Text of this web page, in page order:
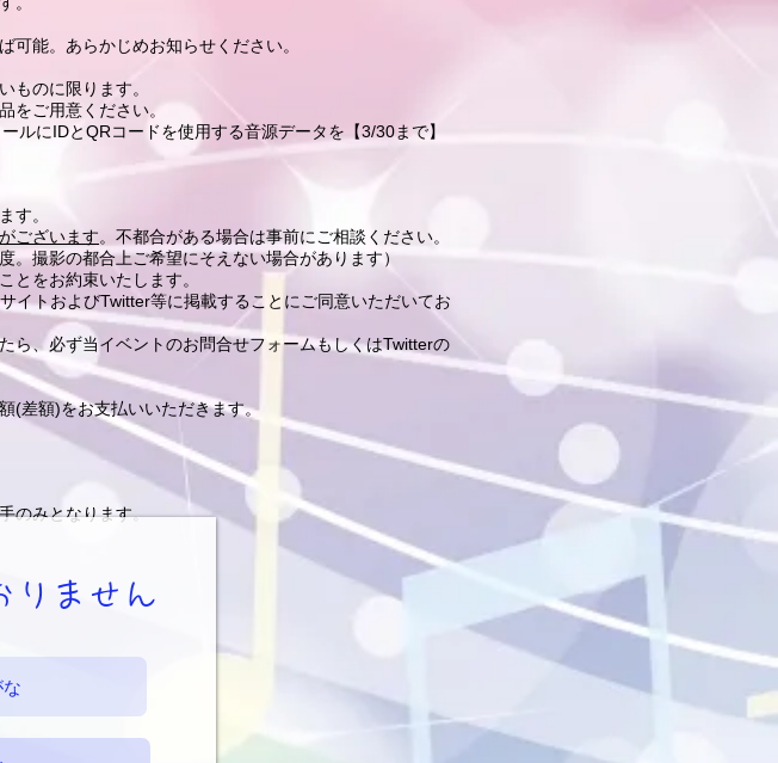
可能。あらかじめお知らせください。
ものに限ります。
をご用意ください。
ルにIDとQRコードを使用する音源データを【3/30まで】
す。
ございます。不都合がある場合は事前にご相談ください。
。撮影の都合上ご希望にそえない場合があります）
とをお約束いたします。
イトおよびTwitter等に掲載することにご同意いただいてお
ら、必ず当イベントのお問合せフォームもしくはTwitterの
(差額)をお支払いいただきます。
のみとなります。
りません